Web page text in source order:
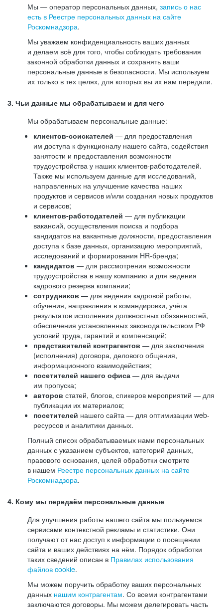
Мы — оператор персональных данных, запись о нас
есть в Реестре персональных данных на сайте
Роскомнадзора.
Мы уважаем конфиденциальность ваших данных
и делаем всё для того, чтобы соблюдать требования
законной обработки данных и сохранять ваши
персональные данные в безопасности. Мы используем
их только в тех целях, для которых вы их нам передали.
3. Чьи данные мы обрабатываем и для чего
Мы обрабатываем персональные данные:
клиентов-соискателей — для предоставления
им доступа к функционалу нашего сайта, содействия
занятости и предоставления возможности
трудоустройства у наших клиентов-работодателей.
Также мы используем данные для исследований,
направленных на улучшение качества наших
продуктов и сервисов и/или создания новых продуктов
и сервисов;
клиентов-работодателей — для публикации
вакансий, осуществления поиска и подбора
кандидатов на вакантные должности, предоставления
доступа к базе данных, организацию мероприятий,
исследований и формирования HR-бренда;
кандидатов — для рассмотрения возможности
трудоустройства в нашу компанию и для ведения
кадрового резерва компании;
сотрудников — для ведения кадровой работы,
обучения, направления в командировки, учёта
результатов исполнения должностных обязанностей,
обеспечения установленных законодательством РФ
условий труда, гарантий и компенсаций;
представителей контрагентов — для заключения
(исполнения) договора, делового общения,
информационного взаимодействия;
посетителей нашего офиса — для выдачи
им пропуска;
авторов статей, блогов, спикеров мероприятий — для
публикации их материалов;
посетителей нашего сайта — для оптимизации web-
ресурсов и аналитики данных.
Полный список обрабатываемых нами персональных
данных с указанием субъектов, категорий данных,
правового основания, целей обработки смотрите
в нашем Реестре персональных данных на сайте
Роскомнадзора.
4. Кому мы передаём персональные данные
Для улучшения работы нашего сайта мы пользуемся
сервисами контекстной рекламы и статистики. Они
получают от нас доступ к информации о посещении
сайта и ваших действиях на нём. Порядок обработки
таких сведений описан в Правилах использования
файлов cookie.
Мы можем поручить обработку ваших персональных
данных нашим контрагентам. Со всеми контрагентами
заключаются договоры. Мы можем делегировать часть